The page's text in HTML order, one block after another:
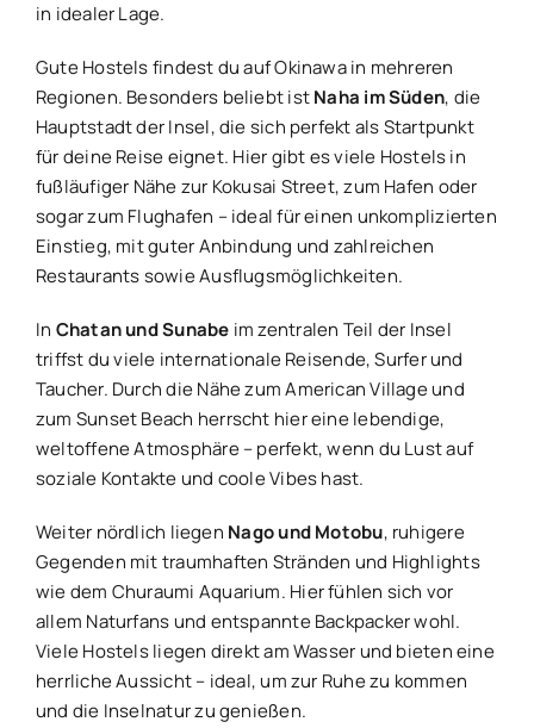
in idealer Lage.
Gute Hostels findest du auf Okinawa in mehreren
Regionen. Besonders beliebt istNaha im Süden, die
Hauptstadt der Insel, die sich perfekt als Startpunkt
für deine Reise eignet. Hier gibt es viele Hostels in
fußläufiger Nähe zur Kokusai Street, zum Hafen oder
sogar zum Flughafen – ideal für einen unkomplizierten
Einstieg, mit guter Anbindung und zahlreichen
Restaurants sowie Ausflugsmöglichkeiten.
In Chatan und Sunabe im zentralen Teil der Insel
triffst du viele internationale Reisende, Surfer und
Taucher. Durch die Nähe zum American Village und
zum Sunset Beach herrscht hier eine lebendige,
weltoffene Atmosphäre – perfekt, wenn du Lust auf
soziale Kontakte und coole Vibes hast.
Weiter nördlich liegen Nago und Motobu, ruhigere
Gegenden mit traumhaften Stränden und Highlights
wie dem Churaumi Aquarium. Hier fühlen sich vor
allem Naturfans und entspannte Backpacker wohl.
Viele Hostels liegen direkt am Wasser und bieten eine
herrliche Aussicht – ideal, um zur Ruhe zu kommen
und die Inselnatur zu genießen.